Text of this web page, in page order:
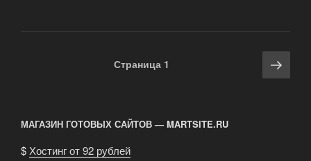
Страница 1
МАГАЗИН ГОТОВЫХ САЙТОВ — MARTSITE.RU
$ Хостинг от 92 рублей